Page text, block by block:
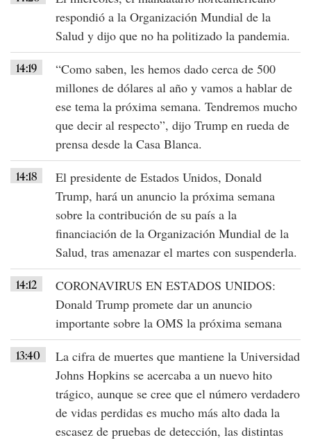
respondió a la Organización Mundial de la
Salud y dijo que no ha politizado la pandemia.
14:19
“Como saben, les hemos dado cerca de 500
millones de dólares al año y vamos a hablar de
ese tema la próxima semana. Tendremos mucho
que decir al respecto”, dijo Trump en rueda de
prensa desde la Casa Blanca.
14:18
El presidente de Estados Unidos, Donald
Trump, hará un anuncio la próxima semana
sobre la contribución de su país a la
financiación de la Organización Mundial de la
Salud, tras amenazar el martes con suspenderla.
14:12
CORONAVIRUS EN ESTADOS UNIDOS:
Donald Trump promete dar un anuncio
importante sobre la OMS la próxima semana
13:40
La cifra de muertes que mantiene la Universidad
Johns Hopkins se acercaba a un nuevo hito
trágico, aunque se cree que el número verdadero
de vidas perdidas es mucho más alto dada la
escasez de pruebas de detección, las distintas